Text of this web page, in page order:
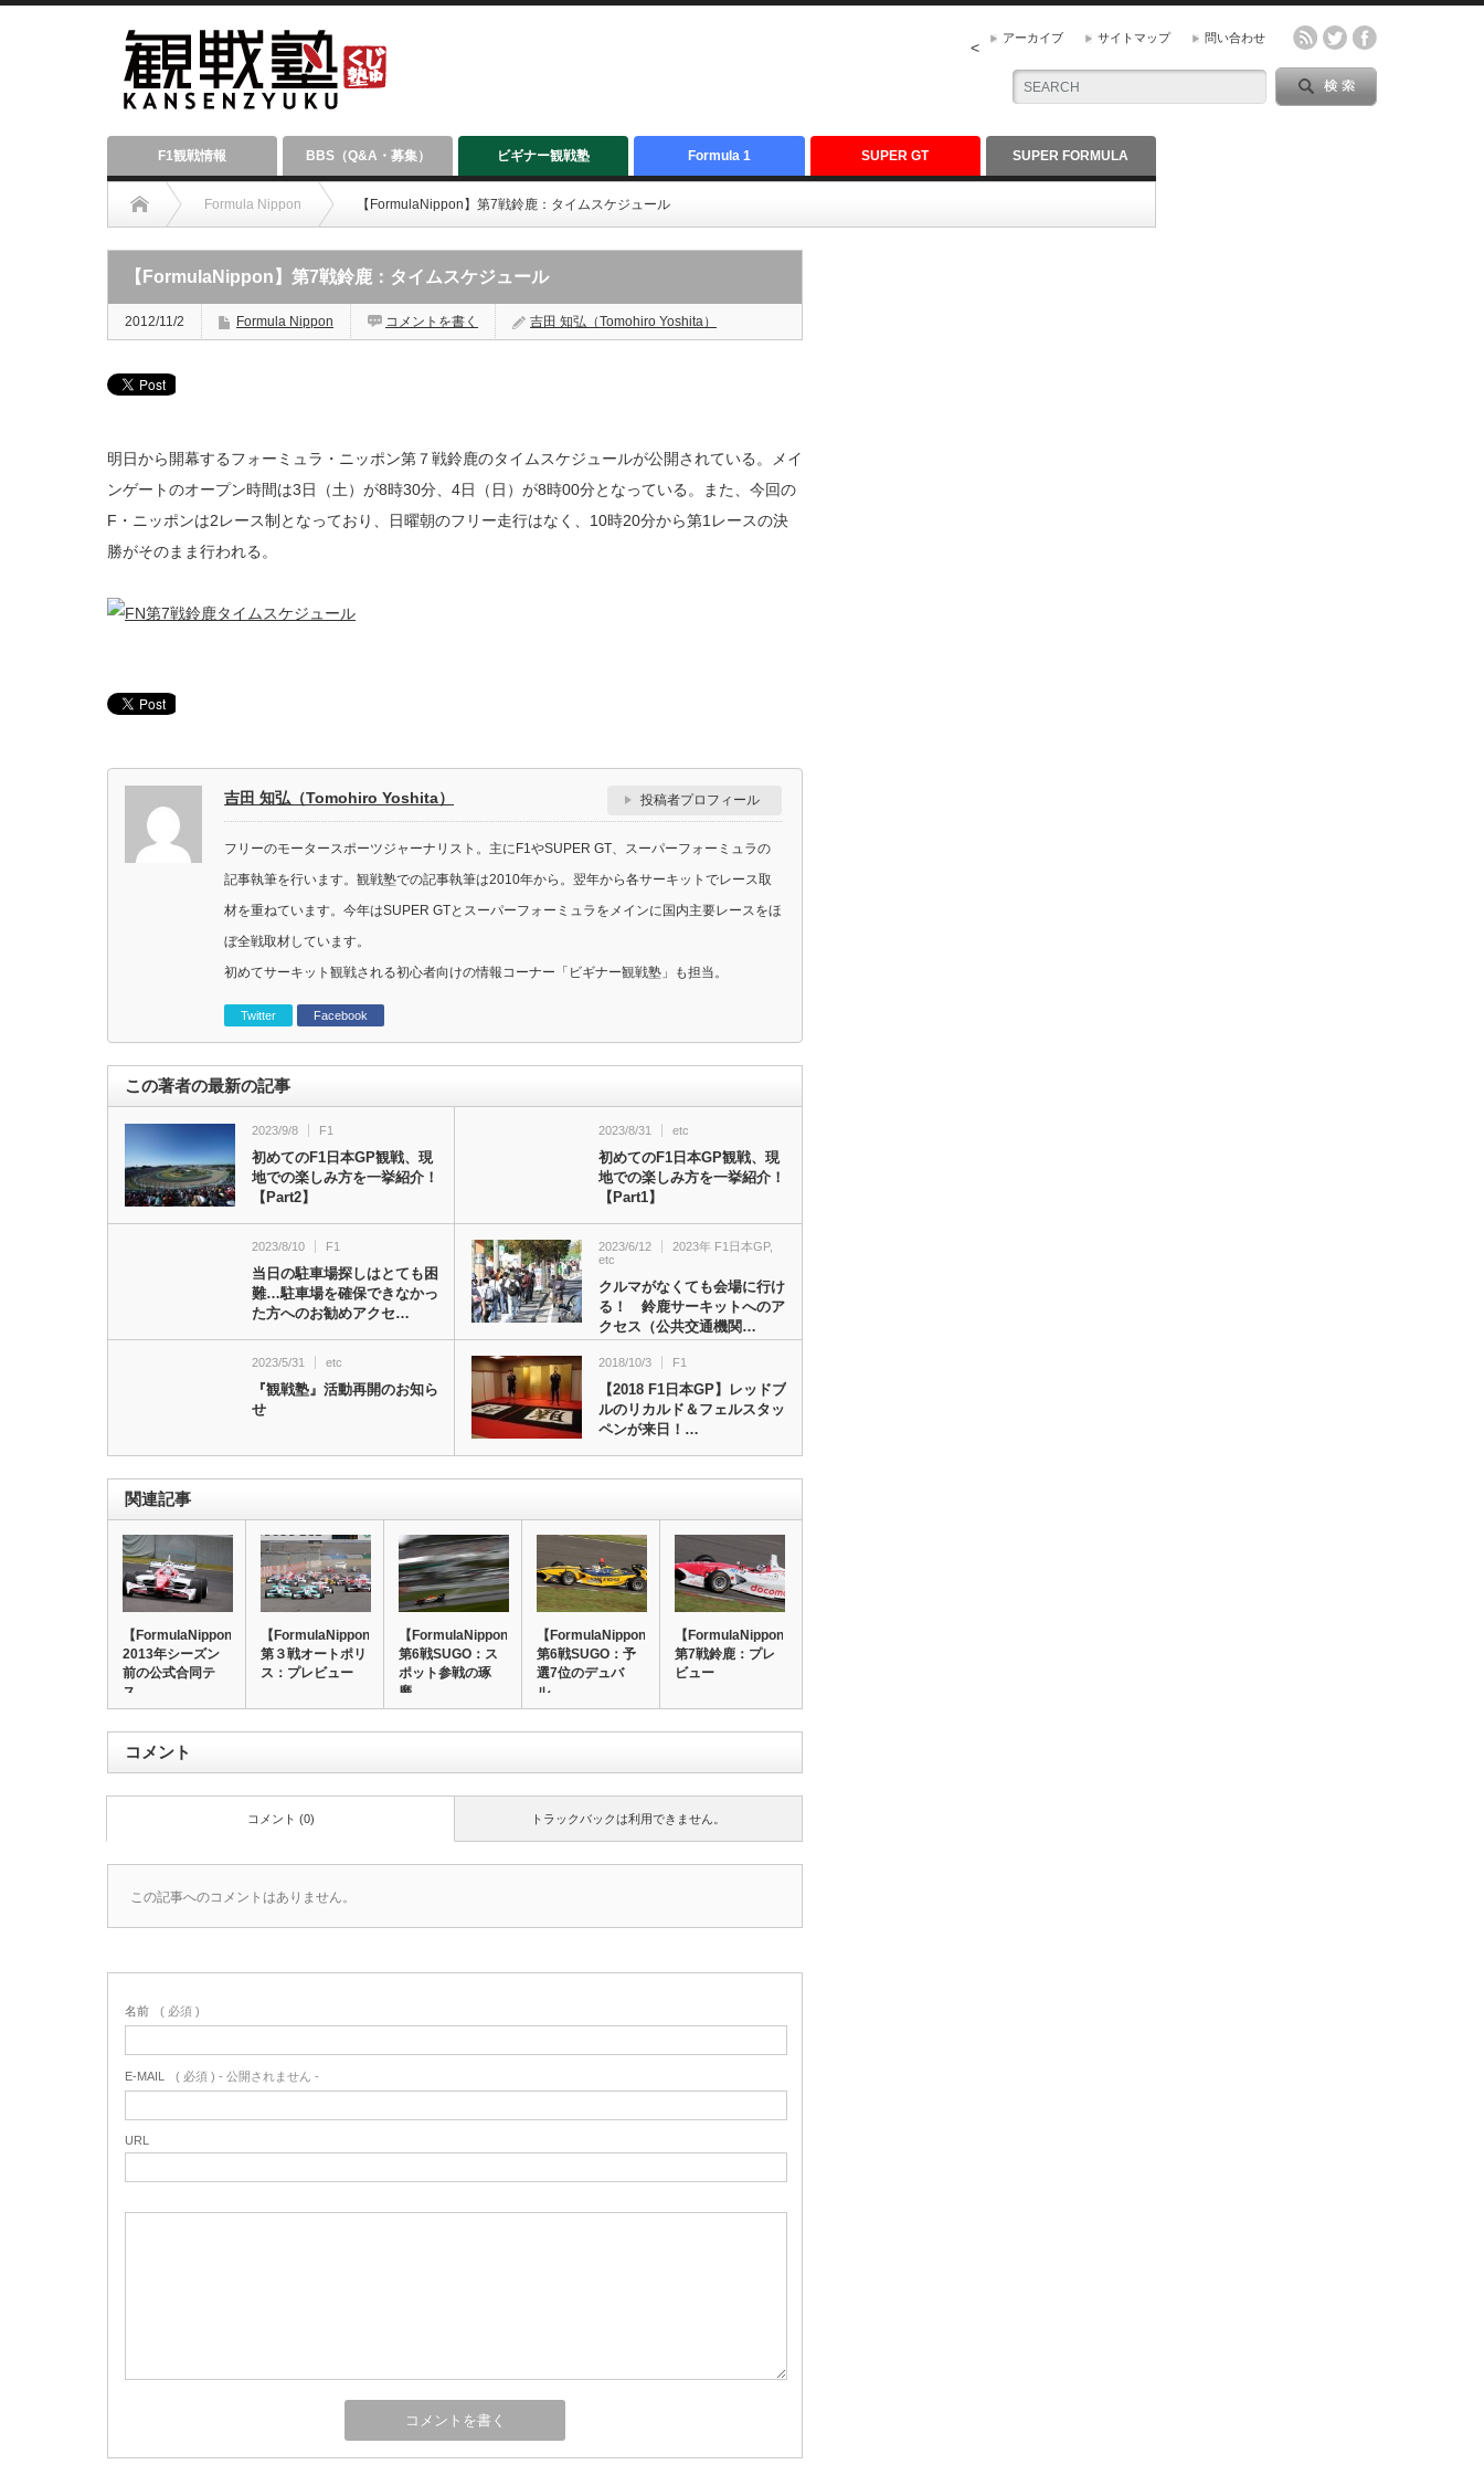
アーカイブ サイトマップ 問い合わせ
<
F1観戦情報 BBS（Q&A・募集） ビギナー観戦塾 Formula 1 SUPER GT SUPER FORMULA
Formula Nippon 【FormulaNippon】第7戦鈴鹿：タイムスケジュール
【FormulaNippon】第7戦鈴鹿：タイムスケジュール
2012/11/2 Formula Nippon コメントを書く 吉田 知弘（Tomohiro Yoshita）
明日から開幕するフォーミュラ・ニッポン第７戦鈴鹿のタイムスケジュールが公開されている。メイ
ンゲートのオープン時間は3日（土）が8時30分、4日（日）が8時00分となっている。また、今回の
F・ニッポンは2レース制となっており、日曜朝のフリー走行はなく、10時20分から第1レースの決
勝がそのまま行われる。
吉田 知弘（Tomohiro Yoshita） 投稿者プロフィール
フリーのモータースポーツジャーナリスト。主にF1やSUPER GT、スーパーフォーミュラの
記事執筆を行います。観戦塾での記事執筆は2010年から。翌年から各サーキットでレース取
材を重ねています。今年はSUPER GTとスーパーフォーミュラをメインに国内主要レースをほ
ぼ全戦取材しています。
初めてサーキット観戦される初心者向けの情報コーナー「ビギナー観戦塾」も担当。
Twitter Facebook
この著者の最新の記事
2023/9/8 F1
初めてのF1日本GP観戦、現
地での楽しみ方を一挙紹介！
【Part2】
2023/8/31 etc
初めてのF1日本GP観戦、現
地での楽しみ方を一挙紹介！
【Part1】
2023/8/10 F1
当日の駐車場探しはとても困
難…駐車場を確保できなかっ
た方へのお勧めアクセ…
2023/6/12 2023年 F1日本GP,
etc
クルマがなくても会場に行け
る！ 鈴鹿サーキットへのア
クセス（公共交通機関…
2023/5/31 etc
『観戦塾』活動再開のお知ら
せ
2018/10/3 F1
【2018 F1日本GP】レッドブ
ルのリカルド＆フェルスタッ
ペンが来日！…
関連記事
【FormulaNippon】
2013年シーズン
前の公式合同テ
ス…
【FormulaNippon】
第３戦オートポリ
ス：プレビュー
【FormulaNippon】
第6戦SUGO：ス
ポット参戦の琢
磨…
【FormulaNippon】
第6戦SUGO：予
選7位のデュバ
ル…
【FormulaNippon】
第7戦鈴鹿：プレ
ビュー
コメント
トラックバックは利用できません。
コメント (0)
この記事へのコメントはありません。
名前 ( 必須 )
E-MAIL ( 必須 ) - 公開されません -
URL